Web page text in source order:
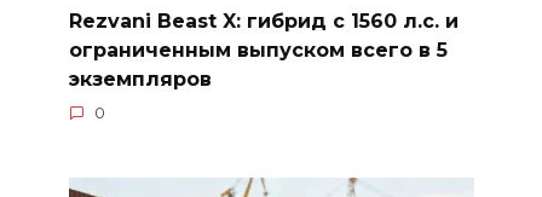
Rezvani Beast X: гибрид с 1560 л.с. и
ограниченным выпуском всего в 5
экземпляров
0